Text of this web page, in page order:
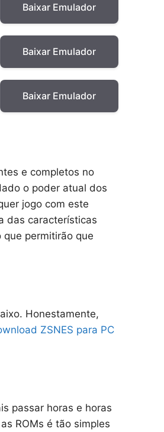
Baixar Emulador
Baixar Emulador
Baixar Emulador
e completos no
o poder atual dos
jogo com este
das características
permitirão que
Honestamente,
ZSNES para PC
passar horas e horas
ROMs é tão simples